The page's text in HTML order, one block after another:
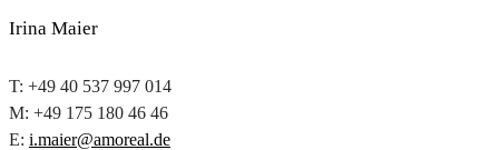
Irina Maier
T: +49 40 537 997 014
M: +49 175 180 46 46
E: i.maier@amoreal.de